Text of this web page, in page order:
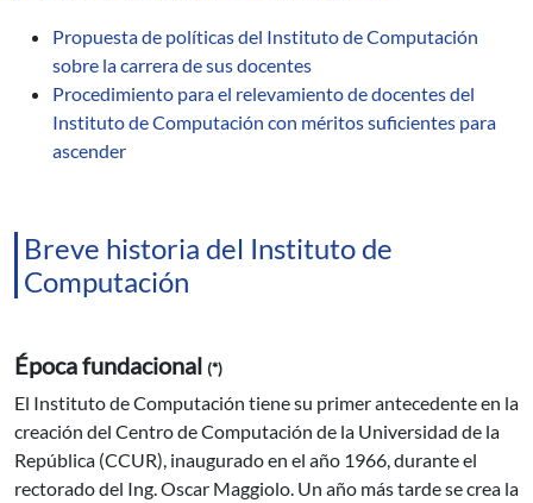
Propuesta de políticas del Instituto de Computación
sobre la carrera de sus docentes
Procedimiento para el relevamiento de docentes del
Instituto de Computación con méritos suficientes para
ascender
Breve historia del Instituto de
Computación
Época fundacional (*)
El Instituto de Computación tiene su primer antecedente en la
creación del Centro de Computación de la Universidad de la
República (CCUR), inaugurado en el año 1966, durante el
rectorado del Ing. Oscar Maggiolo. Un año más tarde se crea la